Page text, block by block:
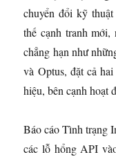
chuyển đổi kỹ
thế cạnh tranh
chẳng hạn như
và Optus, đặt cả
hiệu, bên cạnh hoạt
Báo cáo Tình trạng
các lỗ hổng API